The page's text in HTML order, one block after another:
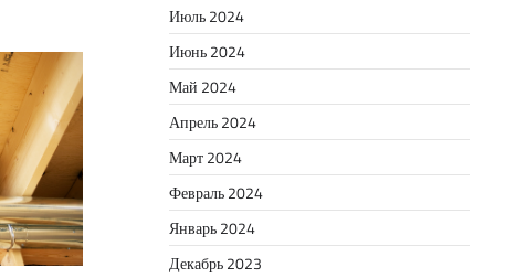
Июль 2024
Июнь 2024
Май 2024
Апрель 2024
Март 2024
Февраль 2024
Январь 2024
Декабрь 2023